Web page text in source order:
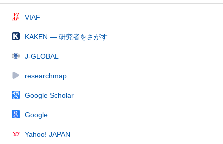
VIAF
KAKEN — 研究者をさがす
J-GLOBAL
researchmap
Google Scholar
Google
Yahoo! JAPAN